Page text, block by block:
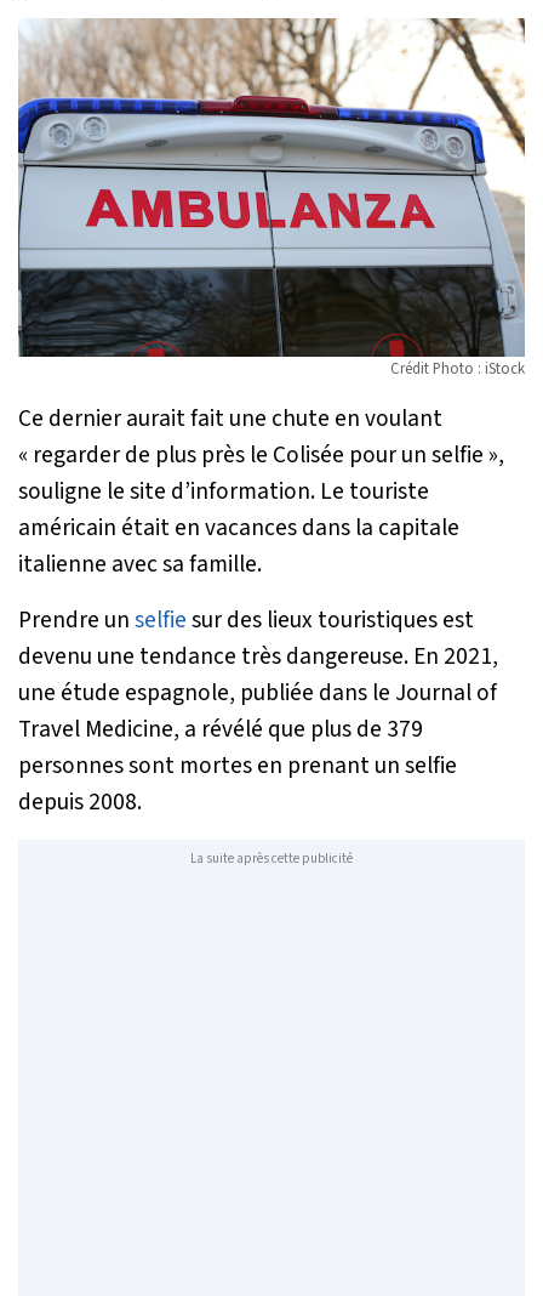
Crédit Photo : iStock
Ce dernier aurait fait une chute en voulant
« regarder de plus près le Colisée pour un selfie »,
souligne le site d’information. Le touriste
américain était en vacances dans la capitale
italienne avec sa famille.
Prendre unselfiesur des lieux touristiques est
devenu une tendance très dangereuse. En 2021,
une étude espagnole, publiée dans le Journal of
Travel Medicine, a révélé que plus de 379
personnes sont mortes en prenant un selfie
depuis 2008.
La suite après cette publicité